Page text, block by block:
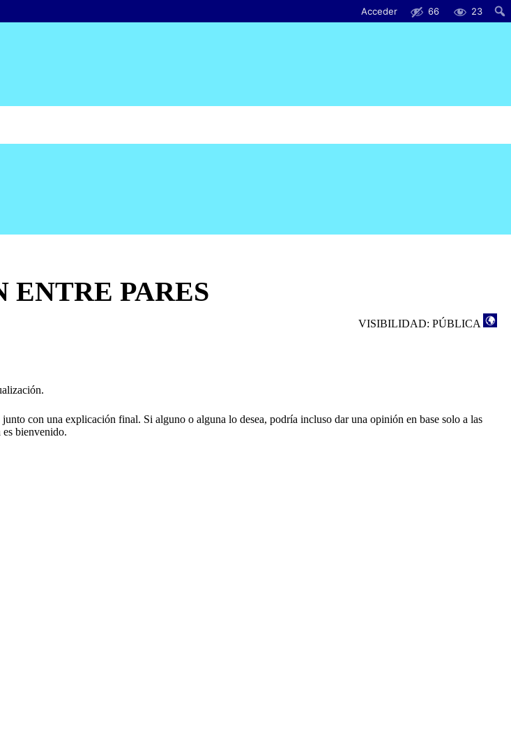
ENTRE PARES
VISIBILIDAD: PÚBLICA
con una explicación final. Si alguno o alguna lo desea, podría incluso dar una opinión en base solo a las
es bienvenido.
Acceder 66 23